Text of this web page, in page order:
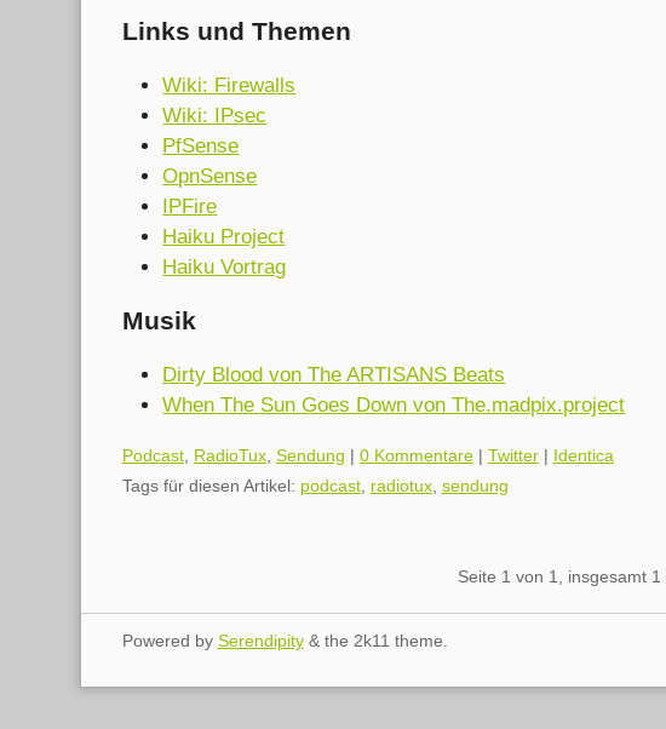
Links und Themen
Wiki: Firewalls
Wiki: IPsec
PfSense
OpnSense
IPFire
Haiku Project
Haiku Vortrag
Musik
Dirty Blood von The ARTISANS Beats
When The Sun Goes Down von The.madpix.project
Kategorien:
Podcast, RadioTux, Sendung 0 Kommentare| Twitter|
Identica
Tags für diesen Artikel: podcast, radiotux, sendung
Seite 1 von 1, insgesamt 1
Powered by Serendipity& the 2k11 theme.